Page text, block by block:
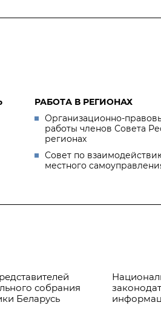
РАБОТА В РЕГИОНАХ
Организационно-
работы членов Совета
регионах
Совет по
местного
собрания
Беларусь